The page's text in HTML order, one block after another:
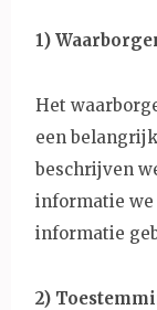
1)
Het
een
beschrijven
informatie we
informatie
2)